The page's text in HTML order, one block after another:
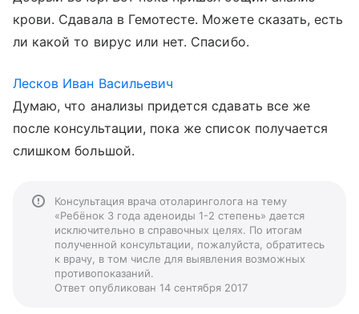
крови. Сдавала в Гемотесте. Можете сказать, есть
ли какой то вирус или нет. Спасибо.
Лесков Иван Васильевич
Думаю, что анализы придется сдавать все же
после консультации, пока же список получается
слишком большой.
Консультация врача отоларинголога на тему
«Ребёнок 3 года аденоиды 1-2 степень» дается
исключительно в справочных целях. По итогам
полученной консультации, пожалуйста, обратитесь
к врачу, в том числе для выявления возможных
противопоказаний.
Ответ опубликован 14 сентября 2017